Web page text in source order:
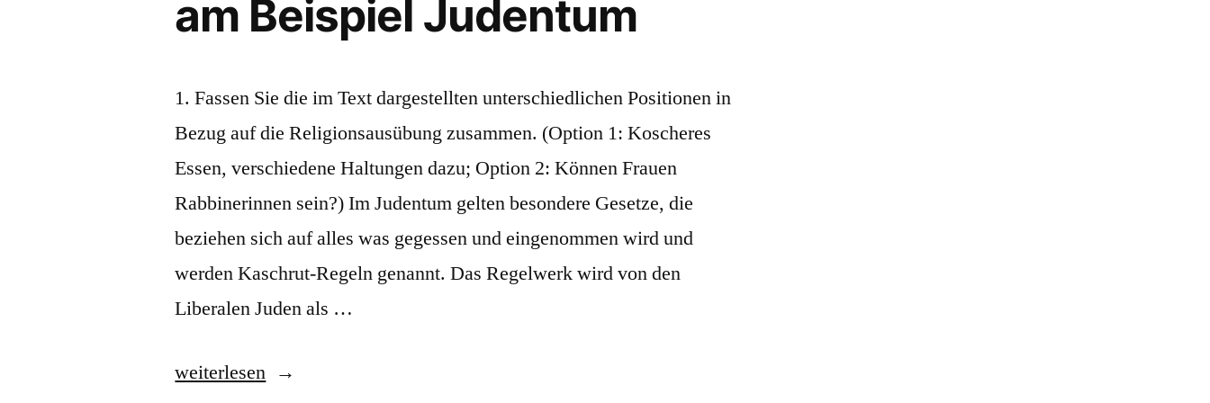
am Beispiel Judentum
1. Fassen Sie die im Text dargestellten unterschiedlichen Positionen in
Bezug auf die Religionsausübung zusammen. (Option 1: Koscheres
Essen, verschiedene Haltungen dazu; Option 2: Können Frauen
Rabbinerinnen sein?) Im Judentum gelten besondere Gesetze, die
beziehen sich auf alles was gegessen und eingenommen wird und
werden Kaschrut-Regeln genannt. Das Regelwerk wird von den
Liberalen Juden als …
„RV09
weiterlesen